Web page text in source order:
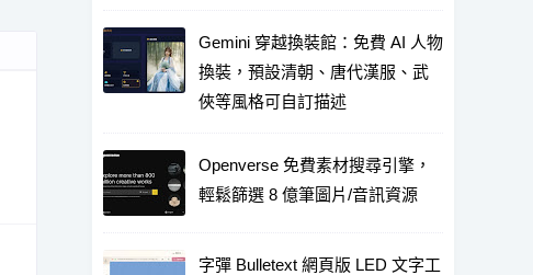
Gemini 穿越換裝館：免費 AI 人物
換裝，預設清朝、唐代漢服、武
俠等風格可自訂描述
Openverse 免費素材搜尋引擎，
輕鬆篩選 8 億筆圖片/音訊資源
字彈 Bulletext 網頁版 LED 文字工